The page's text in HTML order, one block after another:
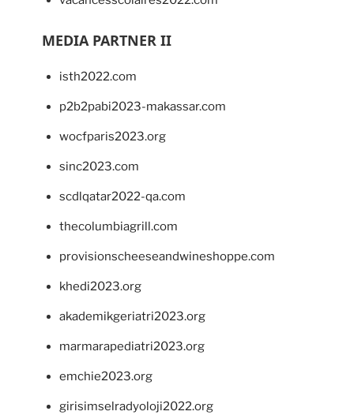
MEDIA PARTNER II
isth2022.com
p2b2pabi2023-makassar.com
wocfparis2023.org
sinc2023.com
scdlqatar2022-qa.com
thecolumbiagrill.com
provisionscheeseandwineshoppe.com
khedi2023.org
akademikgeriatri2023.org
marmarapediatri2023.org
emchie2023.org
girisimselradyoloji2022.org